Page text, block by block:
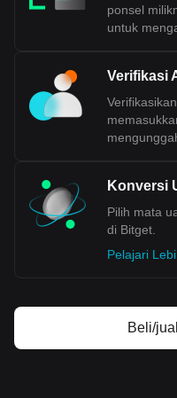
ponsel
untuk
Verifikasi
Konversi
Pilih mata
di Bitget.
Pelajari
Beli/